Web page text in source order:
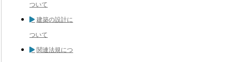
ついて
建築の設計に
ついて
関連法規につ